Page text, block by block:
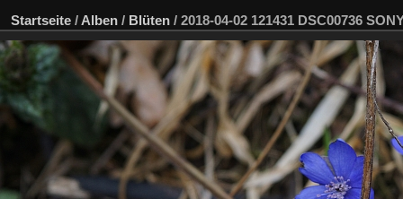
Startseite / Alben / Blüten / 2018-04-02 121431 DSC00736